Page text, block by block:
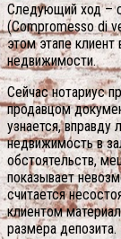
Следующий ход –
(Compromesso di
этом этапе
недвижимости.
Сейчас нотариус
продавцом
узнается, вправду
недвижимость в
обстоятельств,
показывает
считается
клиентом
размера депозита.